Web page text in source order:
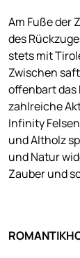
Am Fuße der
des
stets mit
Zwischen
offenbart das
zahlreiche
Infinity
und Altholz
und Natur
Zauber und